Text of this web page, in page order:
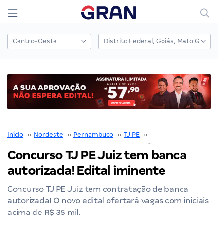
Início ›› Nordeste ›› Pernambuco ›› TJ PE ››
Concurso TJ PE Juiz tem banca
autorizada! Edital iminente
Concurso TJ PE Juiz tem contratação de banca
autorizada! O novo edital ofertará vagas com iniciais
acima de R$ 35 mil.